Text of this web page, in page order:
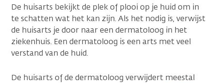
De huisarts bekijkt de plek of plooi op je huid om in
te schatten wat het kan zijn. Als het nodig is, verwijst
de huisarts je door naar een dermatoloog in het
ziekenhuis. Een dermatoloog is een arts met veel
verstand van de huid.
De huisarts of de dermatoloog verwijdert meestal